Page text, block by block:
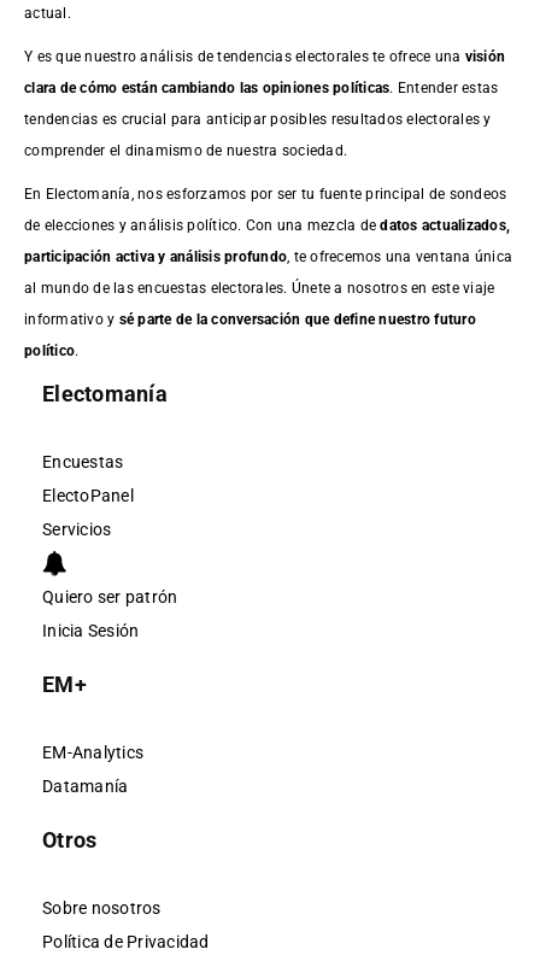
actual.
Y es que nuestro análisis de tendencias electorales te ofrece una visión
clara de cómo están cambiando las opiniones políticas. Entender estas
tendencias es crucial para anticipar posibles resultados electorales y
comprender el dinamismo de nuestra sociedad.
En Electomanía, nos esforzamos por ser tu fuente principal de sondeos
de elecciones y análisis político. Con una mezcla dedatos actualizados,
participación activa y análisis profundo , te ofrecemos una ventana única
al mundo de las encuestas electorales. Únete a nosotros en este viaje
informativo y sé parte de la conversación que define nuestro futuro
político.
Electomanía
Encuestas
ElectoPanel
Servicios
Quiero ser patrón
Inicia Sesión
EM+
EM-Analytics
Datamanía
Otros
Sobre nosotros
Política de Privacidad